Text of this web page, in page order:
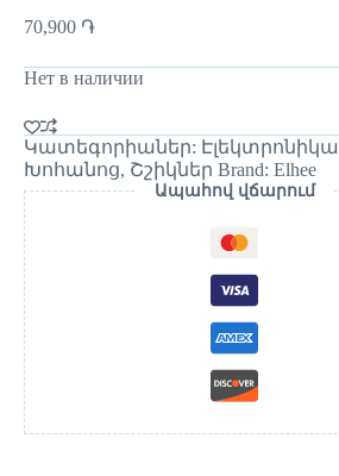
70,900 ֏
Нет в наличии
Կատեգորիաներ: Էլեկտրոնիկա
Խոհանոց, Շշիկներ Brand: Elhee
Ապահով վճարում